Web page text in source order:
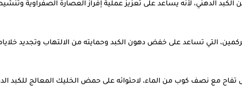
الكبد الدهني، لأنه يساعد على تعزيز عملية إفراز العصارة الصفراوية
التي تساعد على خفض دهون الكبد وحمايته من الالتهاب وتجديد
مع نصف كوب من الماء، لاحتوائه على حمض الخليك المعالج للكبد